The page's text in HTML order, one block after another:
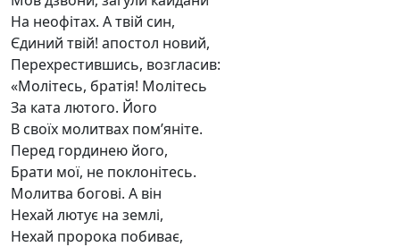
На неофітах. А твій син,
Єдиний твій! апостол новий,
Перехрестившись, возгласив:
«Молітесь, братія! Молітесь
За ката лютого. Його
В своїх молитвах пом’яніте.
Перед гординею його,
Брати мої, не поклонітесь.
Молитва богові. А він
Нехай лютує на землі,
Нехай пророка побиває,